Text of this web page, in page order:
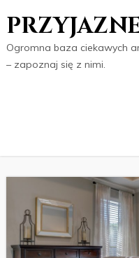
Ogromna baza ciekawych
– zapoznaj się z nimi.